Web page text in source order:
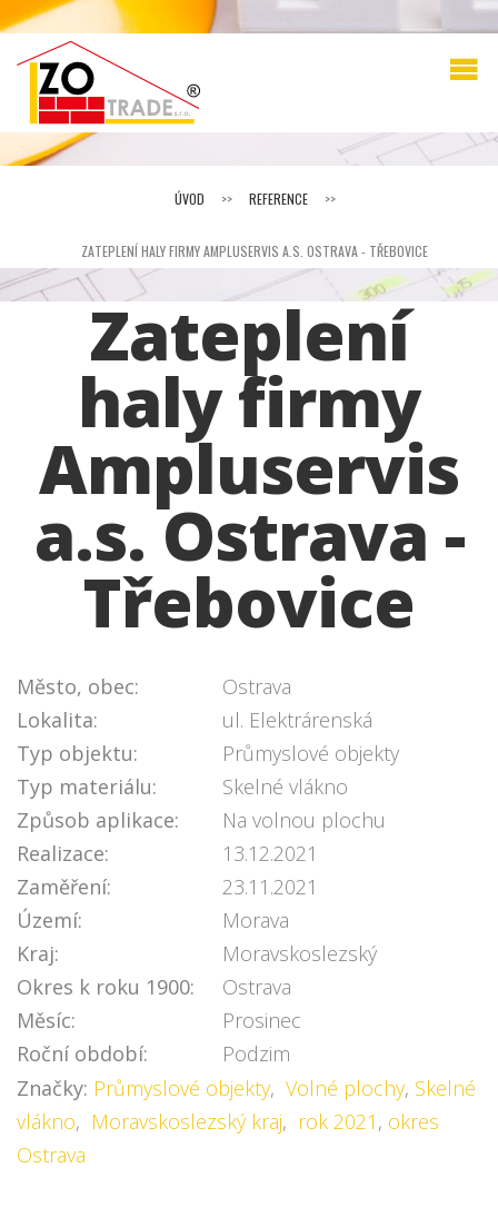
ÚVOD >> REFERENCE >>
ZATEPLENÍ HALY FIRMY AMPLUSERVIS A.S. OSTRAVA - TŘEBOVICE
Zateplení
haly firmy
Ampluservis
a.s. Ostrava -
Třebovice
Město, obec:
Ostrava
Lokalita:
ul. Elektrárenská
Typ objektu:
Průmyslové objekty
Typ materiálu:
Skelné vlákno
Způsob aplikace:
Na volnou plochu
Realizace:
13.12.2021
Zaměření:
23.11.2021
Území:
Morava
Kraj:
Moravskoslezský
Okres k roku 1900:
Ostrava
Měsíc:
Prosinec
Roční období:
Podzim
Značky: Průmyslové objekty, Volné plochy, Skelné
vlákno, Moravskoslezský kraj, rok 2021 , okres
Ostrava